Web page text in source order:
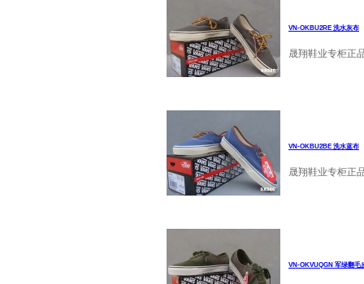
VN-OKBU2RE 洗水灰布
晟翔鞋业专柜正
VN-OKBU2BE 洗水蓝布
晟翔鞋业专柜正
VN-OKVUQGN 军绿翻毛